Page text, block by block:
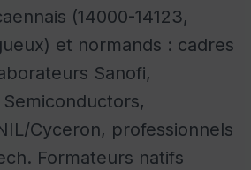
(14000-14123,
et normands : cadres
Sanofi,
Cyceron, professionnels
Formateurs natifs